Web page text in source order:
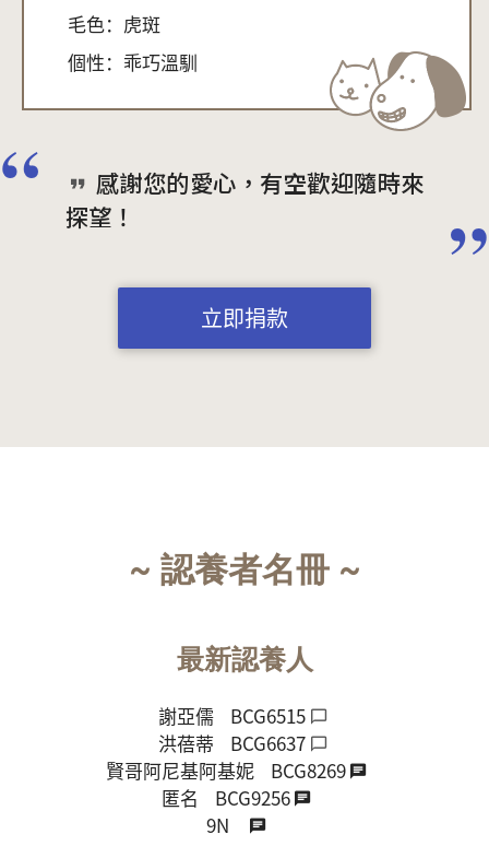
毛色： 虎斑
個性： 乖巧溫馴
感謝您的愛心，有空歡迎隨時來
探望！
立即捐款
~ 認養者名冊 ~
最新認養人
謝亞儒
BCG6515
洪蓓蒂
BCG6637
賢哥阿尼基阿基妮
BCG8269
匿名
BCG9256
9N